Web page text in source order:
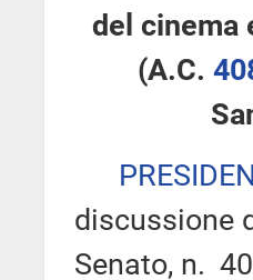
del cinema
(A.C.
discussione
Senato, n.